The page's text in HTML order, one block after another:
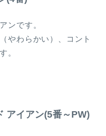
ンです。
やわらかい）、コント
。
アイアン(5番～PW)